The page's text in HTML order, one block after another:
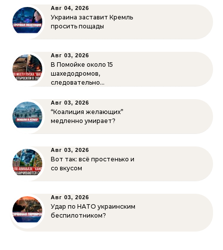
Авг 04, 2026
Украина заставит Кремль
просить пощады
Авг 03, 2026
В Помойке около 15
шахедодромов,
следовательно…
Авг 03, 2026
“Коалиция желающих”
медленно умирает?
Авг 03, 2026
Вот так: всё простенько и
со вкусом
Авг 03, 2026
Удар по НАТО украинским
беспилотником?